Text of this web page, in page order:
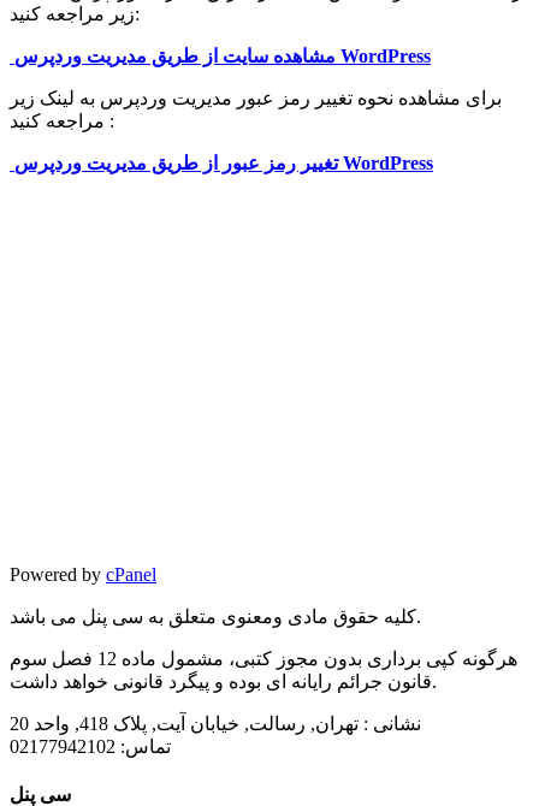
زیر مراجعه کنید:
مشاهده سایت از طریق مدیریت وردپرس WordPress
برای مشاهده نحوه تغییر رمز عبور مدیریت وردپرس به لینک زیر
مراجعه کنید :
تغییر رمز عبور از طریق مدیریت وردپرس WordPress
Powered by cPanel
کلیه حقوق مادی ومعنوی متعلق به سی پنل می باشد.
هرگونه کپی برداری بدون مجوز کتبی، مشمول ماده 12 فصل سوم
قانون جرائم رایانه ای بوده و پیگرد قانونی خواهد داشت.
نشانی : تهران, رسالت, خیابان آیت, پلاک 418, واحد 20
تماس:
سی پنل